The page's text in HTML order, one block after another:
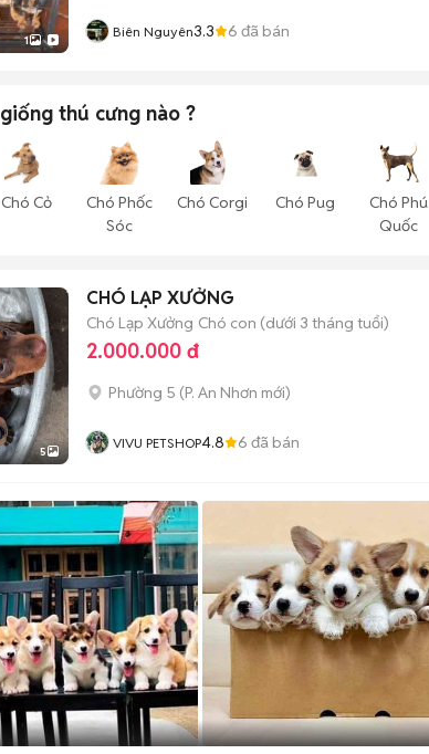
1 Biên Nguyên3.3 6 đã bán
giống thú cưng nào ?
Chó Cỏ
Chó Phốc
Sóc
Chó Corgi Chó Pug
Chó Phú
Quốc
5
CHÓ LẠP XƯỞNG
Chó Lạp Xưởng Chó con (dưới 3 tháng tuổi)
2.000.000 đ
Phường 5 (P. An Nhơn mới)
VIVU PETSHOP4.8 6 đã bán